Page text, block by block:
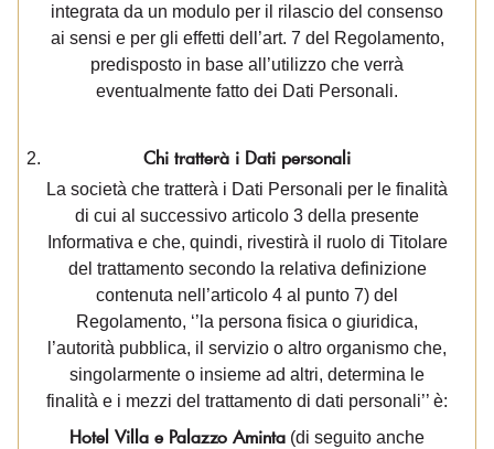
integrata da un modulo per il rilascio del consenso
ai sensi e per gli effetti dell’art. 7 del Regolamento,
predisposto in base all’utilizzo che verrà
eventualmente fatto dei Dati Personali.
Chi tratterà i Dati personali
La società che tratterà i Dati Personali per le finalità
di cui al successivo articolo 3 della presente
Informativa e che, quindi, rivestirà il ruolo di Titolare
del trattamento secondo la relativa definizione
contenuta nell’articolo 4 al punto 7) del
Regolamento, ‘’la persona fisica o giuridica,
l’autorità pubblica, il servizio o altro organismo che,
singolarmente o insieme ad altri, determina le
finalità e i mezzi del trattamento di dati personali’’ è:
Hotel Villa e Palazzo Aminta (di seguito anche